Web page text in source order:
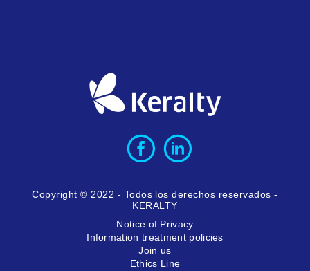
Copyright © 2022 - Todos los derechos reservados -
KERALTY
Notice of Privacy
Information treatment policies
Join us
Ethics Line